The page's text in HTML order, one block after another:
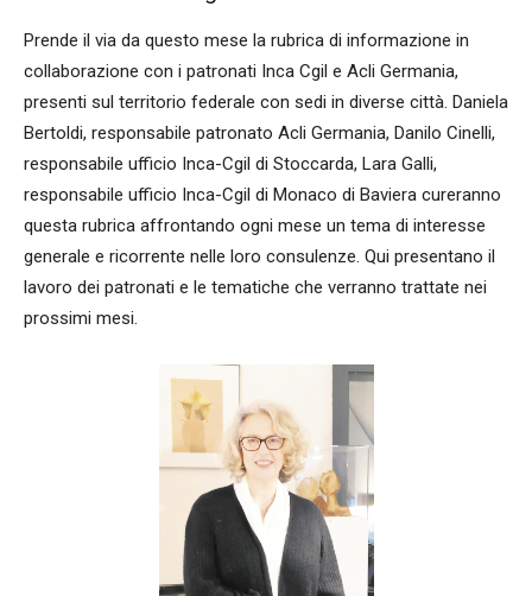
Prende il via da questo mese la rubrica di informazione in
collaborazione con i patronati Inca Cgil e Acli Germania,
presenti sul territorio federale con sedi in diverse città. Daniela
Bertoldi, responsabile patronato Acli Germania, Danilo Cinelli,
responsabile ufficio Inca-Cgil di Stoccarda, Lara Galli,
responsabile ufficio Inca-Cgil di Monaco di Baviera cureranno
questa rubrica affrontando ogni mese un tema di interesse
generale e ricorrente nelle loro consulenze. Qui presentano il
lavoro dei patronati e le tematiche che verranno trattate nei
prossimi mesi.